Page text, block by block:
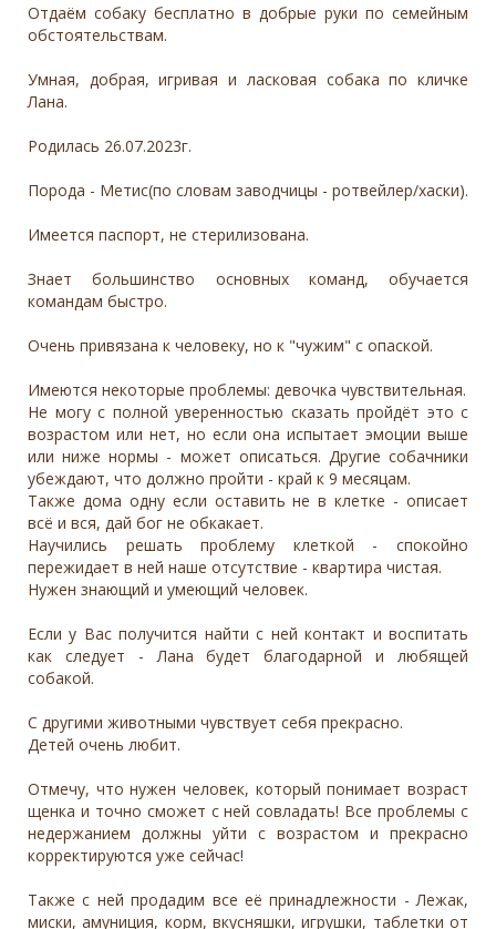
Отдаëм собаку бесплатно в добрые руки по семейным
обстоятельствам.
Умная, добрая, игривая и ласковая собака по кличке
Лана.
Родилась 26.07.2023г.
Порода - Метис(по словам заводчицы - ротвейлер/хаски).
Имеется паспорт, не стерилизована.
Знает большинство основных команд, обучается
командам быстро.
Очень привязана к человеку, но к "чужим" с опаской.
Имеются некоторые проблемы: девочка чувствительная.
Не могу с полной уверенностью сказать пройдëт это с
возрастом или нет, но если она испытает эмоции выше
или ниже нормы - может описаться. Другие собачники
убеждают, что должно пройти - край к 9 месяцам.
Также дома одну если оставить не в клетке - описает
всë и вся, дай бог не обкакает.
Научились решать проблему клеткой - спокойно
пережидает в ней наше отсутствие - квартира чистая.
Нужен знающий и умеющий человек.
Если у Вас получится найти с ней контакт и воспитать
как следует - Лана будет благодарной и любящей
собакой.
С другими животными чувствует себя прекрасно.
Детей очень любит.
Отмечу, что нужен человек, который понимает возраст
щенка и точно сможет с ней совладать! Все проблемы с
недержанием должны уйти с возрастом и прекрасно
корректируются уже сейчас!
Также с ней продадим все еë принадлежности - Лежак,
миски, амуниция, корм, вкусняшки, игрушки, таблетки от